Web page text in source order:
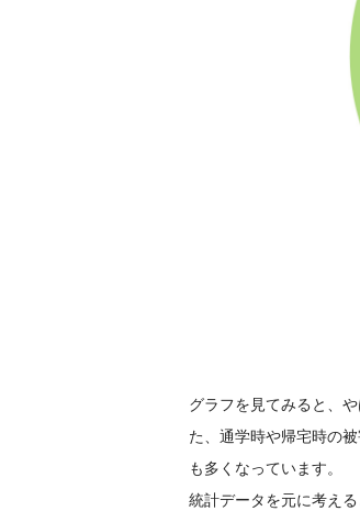
グラフを見てみると、
た、通学時や帰宅時の
も多くなっています。
統計データを元に考え